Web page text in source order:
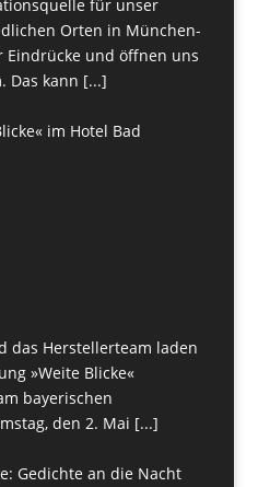
für unser
Orten in München-
Eindrücke und öffnen uns
Das kann [...]
im Hotel Bad
das Herstellerteam laden
»Weite Blicke«
bayerischen
den 2. Mai [...]
Gedichte an die Nacht